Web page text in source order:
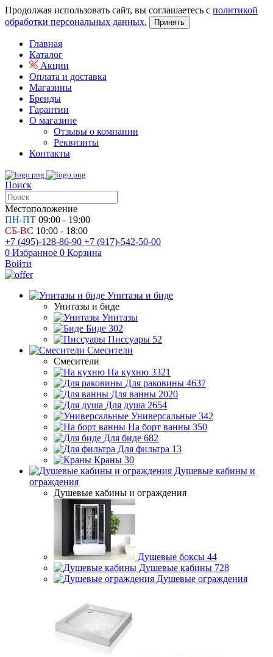
Продолжая использовать сайт, вы соглашаетесь с политикой
обработки персональных данных.
Принять
Главная
Каталог
Акции
Оплата и доставка
Магазины
Бренды
Гарантии
О магазине
Отзывы о компании
Реквизиты
Контакты
Поиск
Местоположение
ПН-ПТ 09:00 - 19:00
СБ-ВС 10:00 - 18:00
+7 (495)-128-86-90 +7 (917)-542-50-00
0 Избранное 0 Корзина
Войти
Унитазы и биде
Унитазы и биде
Унитазы
Биде 302
Писсуары 52
Смесители
Смесители
На кухню 3321
Для раковины 4637
Для ванны 2020
Для душа 2654
Универсальные 342
На борт ванны 350
Для биде 682
Для фильтра 13
Краны 30
Душевые кабины и
ограждения
Душевые кабины и ограждения
Душевые боксы 44
Душевые кабины 728
Душевые ограждения